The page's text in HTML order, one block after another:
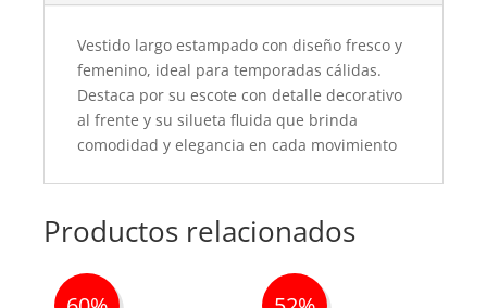
Vestido largo estampado con diseño fresco y
femenino, ideal para temporadas cálidas.
Destaca por su escote con detalle decorativo
al frente y su silueta fluida que brinda
comodidad y elegancia en cada movimiento
Productos relacionados